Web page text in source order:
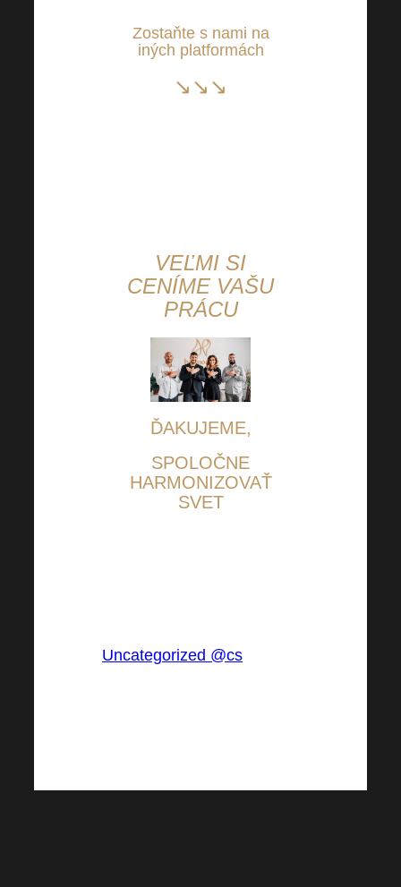
Zostaňte s nami na
iných platformách
↘↘↘
VEĽMI SI
CENÍME VAŠU
PRÁCU
ĎAKUJEME,
SPOLOČNE
HARMONIZOVAŤ
SVET
Uncategorized @cs